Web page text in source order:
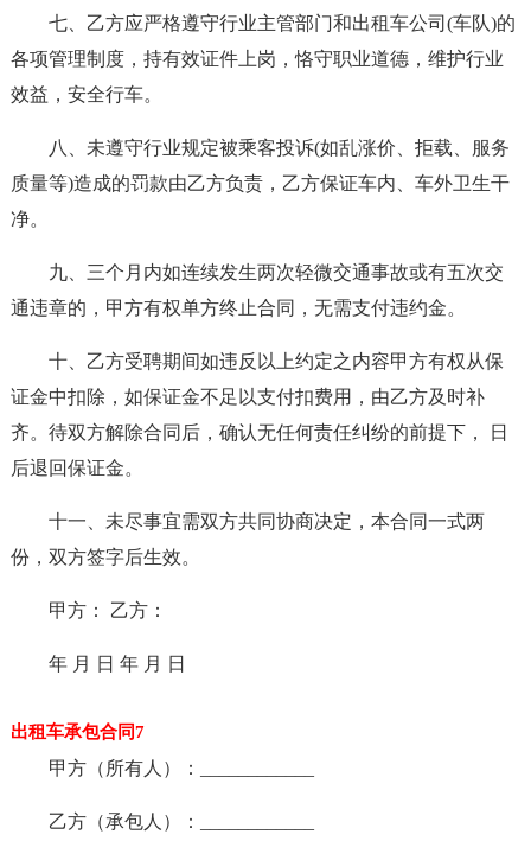
七、乙方应严格遵守行业主管部门和出租车公司(车队)的
各项管理制度，持有效证件上岗，恪守职业道德，维护行业
效益，安全行车。
八、未遵守行业规定被乘客投诉(如乱涨价、拒载、服务
质量等)造成的罚款由乙方负责，乙方保证车内、车外卫生干
净。
九、三个月内如连续发生两次轻微交通事故或有五次交
通违章的，甲方有权单方终止合同，无需支付违约金。
十、乙方受聘期间如违反以上约定之内容甲方有权从保
证金中扣除，如保证金不足以支付扣费用，由乙方及时补
齐。待双方解除合同后，确认无任何责任纠纷的前提下， 日
后退回保证金。
十一、未尽事宜需双方共同协商决定，本合同一式两
份，双方签字后生效。
甲方： 乙方：
年 月 日 年 月 日
出租车承包合同7
甲方（所有人）：____________
乙方（承包人）：____________